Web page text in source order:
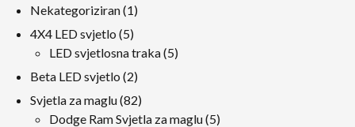
Nekategoriziran 11
4X4 LED svjetlo 55
proizvodi
LED svjetlosna traka 55
Beta LED svjetlo 22
proizvodi
Svjetla za maglu 8282
proizvodi
Dodge Ram Svjetla za maglu 55